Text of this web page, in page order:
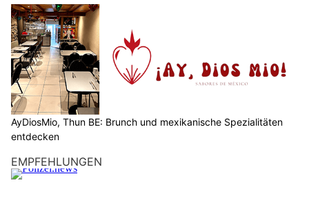
AyDiosMio, Thun BE: Brunch und mexikanische Spezialitäten
entdecken
EMPFEHLUNGEN